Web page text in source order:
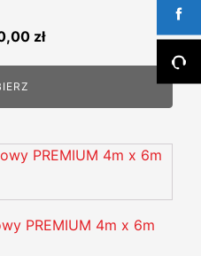
zł
PREMIUM 4m x 6m